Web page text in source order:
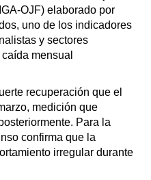
OJF) elaborado por
uno de los indicadores
y sectores
mensual
recuperación que el
medición que
Para la
confirma que la
irregular durante